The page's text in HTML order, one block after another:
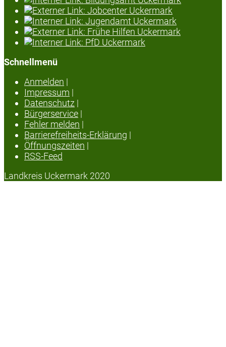
Schnellmenü
Anmelden |
Impressum |
Datenschutz |
Bürgerservice |
Fehler melden |
Barrierefreiheits-Erklärung |
Öffnungszeiten |
RSS-Feed
Landkreis Uckermark 2020